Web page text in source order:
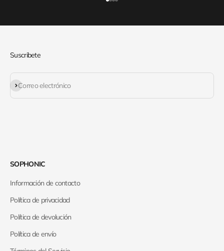
Suscribete
Correo electrónico
Suscribirse
SOPHONIC
Información de contacto
Política de privacidad
Política de devolución
Política de envío